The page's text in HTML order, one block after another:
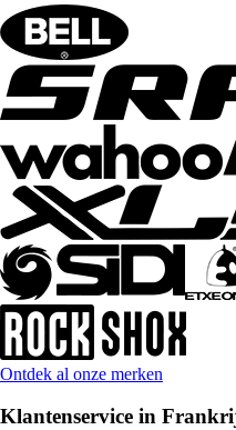
Ontdek al onze merken
Klantenservice in